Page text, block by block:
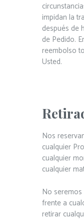
impidan la
después de
de Pedido.
reembolso
Usted.
Nos
cualquier
cualquier
cualquier
No
frente a
retirar